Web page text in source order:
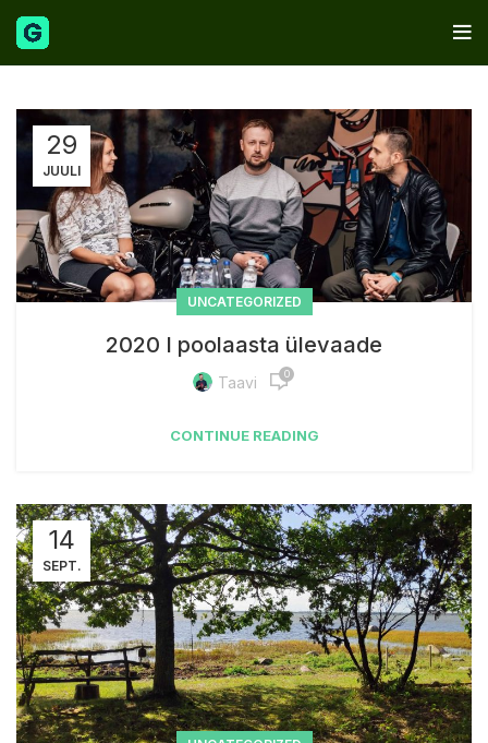
29
JUULI
UNCATEGORIZED
2020 I poolaasta ülevaade
Taavi 0
CONTINUE READING
14
SEPT.